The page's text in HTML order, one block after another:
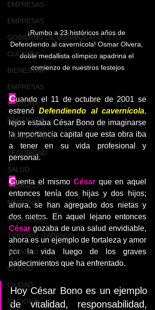
EMPRESAS
EMPRESAS
GOBIERNO DE GUANAJUATO, GTO
CULTURA
BIENESTAR
EMPRESAS
CULTURA
NEGOCIOS
TRADICIONES
SEGURIDAD
SALUD
TABASCO
NACIONAL
MASCOTAS
TURISMO, TABASCO
TABASCO
CIUDAD
CIUDAD
NACIONAL
¡Rumbo a 23 históricos años de
Defendiendo al cavernícola! Osmar Olvera,
doble medallista olímpico apadrina el
comienzo de nuestros festejos
Cuando el 11 de octubre de 2001 se
estrenó Defendiendo al cavernícola
lejos estaba César Bono de imaginarse
la importancia capital que esta obra iba
a tener en su vida profesional y
personal.
Cuenta el mismo César que en aquel
entonces tenía dos hijas y dos hijos;
ahora, se han agregado dos nietas y
César gozaba de una salud envidiable,
ahora es un ejemplo de fortaleza y amor
por la vida luego de los graves
padecimientos que ha enfrentado.
Hoy César Bono es un ejemplo
de vitalidad, responsabilidad,